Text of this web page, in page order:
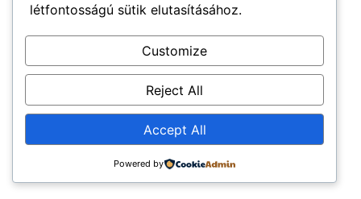
létfontosságú sütik elutasításához.
Customize
Reject All
Accept All
Powered by